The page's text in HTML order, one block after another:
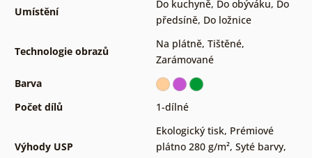
Umístění
Do kuchyně, Do obýváku, Do
předsíně, Do ložnice
Technologie obrazů
Na plátně, Tištěné,
Zarámované
Barva
Počet dílů
1-dílné
Výhody USP
Ekologický tisk, Prémiové
plátno 280 g/m², Syté barvy,